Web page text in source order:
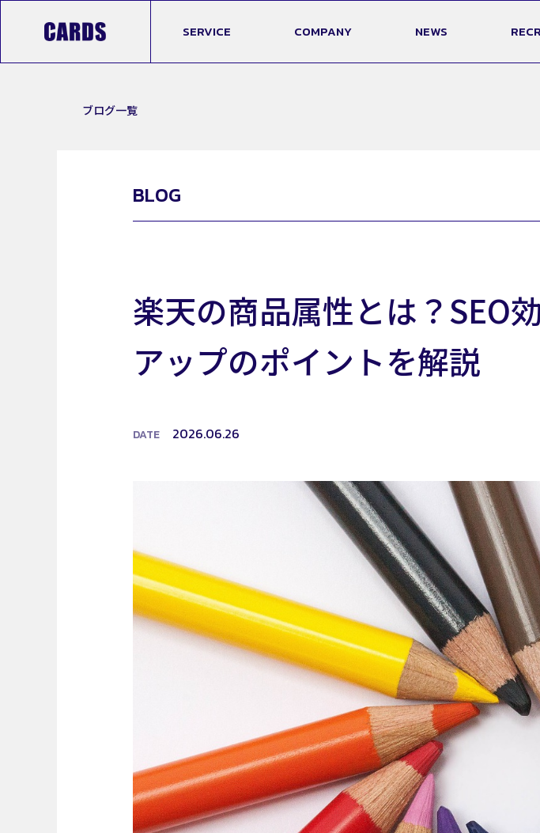
SERVICE COMPANY NEWS
ブログ一覧
BLOG
楽天の商品属性とは？SEO
アップのポイントを解説
DATE 2026.06.26